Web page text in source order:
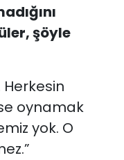
şöyle
Herkesin
oynamak
yok. O